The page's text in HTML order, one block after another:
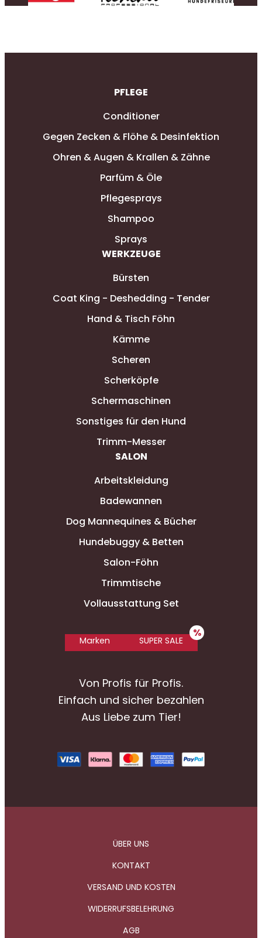
PFLEGE
Conditioner
Gegen Zecken & Flöhe & Desinfektion
Ohren & Augen & Krallen & Zähne
Parfüm & Öle
Pflegesprays
Shampoo
Sprays
WERKZEUGE
Bürsten
Coat King - Deshedding - Tender
Hand & Tisch Föhn
Kämme
Scheren
Scherköpfe
Schermaschinen
Sonstiges für den Hund
Trimm-Messer
SALON
Arbeitskleidung
Badewannen
Dog Mannequines & Bücher
Hundebuggy & Betten
Salon-Föhn
Trimmtische
Vollausstattung Set
Marken SUPER SALE
Von Profis für Profis.
Einfach und sicher bezahlen
Aus Liebe zum Tier!
ÜBER UNS
KONTAKT
VERSAND UND KOSTEN
WIDERRUFSBELEHRUNG
AGB